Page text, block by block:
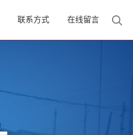
联系方式 在线留言